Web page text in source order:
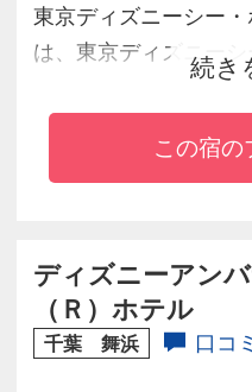
東京ディズニーシー・
は、東京ディズニー
をそのままに、パー
ニーテーマパーク一
イタリアンクラシッ
続き
この宿の
ディズニーアン
（Ｒ）ホテル
千葉 舞浜 口コ